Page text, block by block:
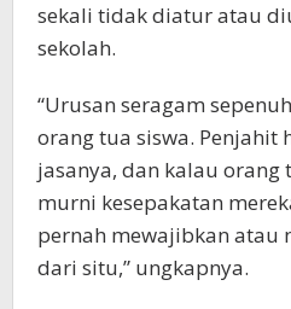
sekali tidak diatur atau
sekolah.
“Urusan seragam
orang tua siswa. Penjahit
jasanya, dan kalau
murni kesepakatan
pernah mewajibkan atau
dari situ,” ungkapnya.